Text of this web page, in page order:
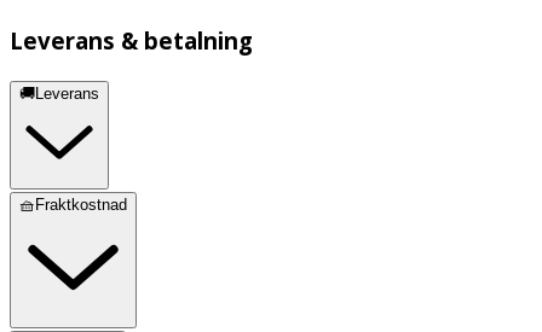
Leverans & betalning
🚚Leverans
🧺Fraktkostnad